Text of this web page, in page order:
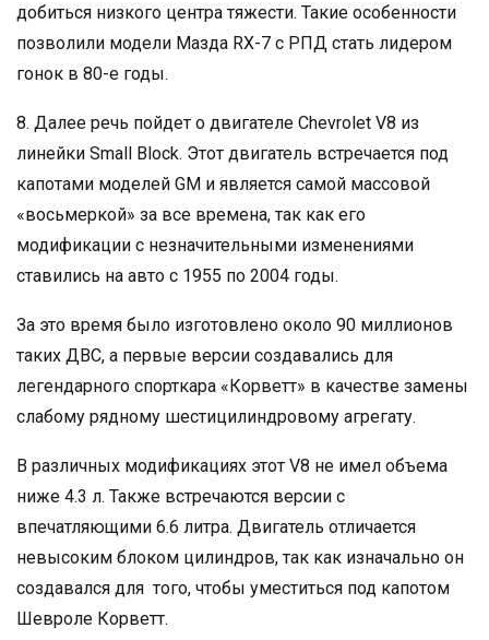
добиться низкого центра тяжести. Такие особенности
позволили модели Мазда RX-7 с РПД стать лидером
гонок в 80-е годы.
8. Далее речь пойдет о двигателе Chevrolet V8 из
линейки Small Block. Этот двигатель встречается под
капотами моделей GM и является самой массовой
«восьмеркой» за все времена, так как его
модификации с незначительными изменениями
ставились на авто с 1955 по 2004 годы.
За это время было изготовлено около 90 миллионов
таких ДВС, а первые версии создавались для
легендарного спорткара «Корветт» в качестве замены
слабому рядному шестицилиндровому агрегату.
В различных модификациях этот V8 не имел объема
ниже 4.3 л. Также встречаются версии с
впечатляющими 6.6 литра. Двигатель отличается
невысоким блоком цилиндров, так как изначально он
создавался для того, чтобы уместиться под капотом
Шевроле Корветт.